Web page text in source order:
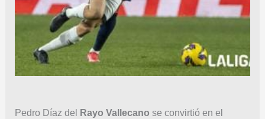
Pedro Díaz del Rayo Vallecano se convirtió en el